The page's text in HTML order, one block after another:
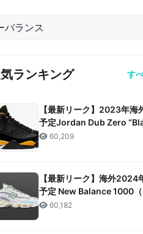
ランキング す
【最新リーク】2023年海
予定Jordan Dub Zero
Taxi”リーク情報まとめ
60,209
【最新リーク】海外2024
予定 New Balance 1000（
バランス 1000）リーク情
60,182